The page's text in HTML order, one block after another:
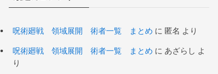
呪術廻戦 領域展開 術者一覧 まとめ に 匿名 より
呪術廻戦 領域展開 術者一覧 まとめ に あざらし よ
り